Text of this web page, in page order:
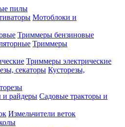
пилы
Мотоблоки и
Триммеры бензиновые
Триммеры
Триммеры электрические
Кусторезы,
Садовые тракторы и
Измельчители веток